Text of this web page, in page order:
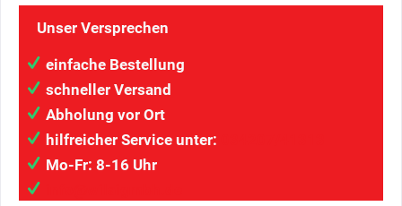
Unser Versprechen
einfache Bestellung
schneller Versand
Abholung vor Ort
hilfreicher Service unter:
Mo-Fr: 8-16 Uhr